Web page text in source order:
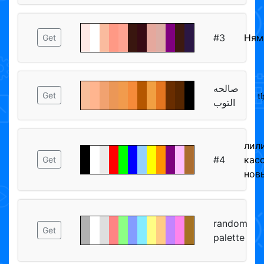
Get #3
Get
صالحه
التوب
Get #4
Get
random
palette